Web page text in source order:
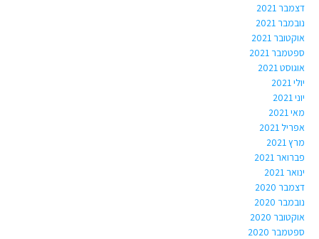
דצמבר 2021
נובמבר 2021
אוקטובר 2021
ספטמבר 2021
אוגוסט 2021
יולי 2021
יוני 2021
מאי 2021
אפריל 2021
מרץ 2021
פברואר 2021
ינואר 2021
דצמבר 2020
נובמבר 2020
אוקטובר 2020
ספטמבר 2020